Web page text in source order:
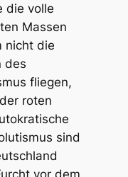
die volle
Massen
nicht die
des
fliegen,
roten
sind
vor dem